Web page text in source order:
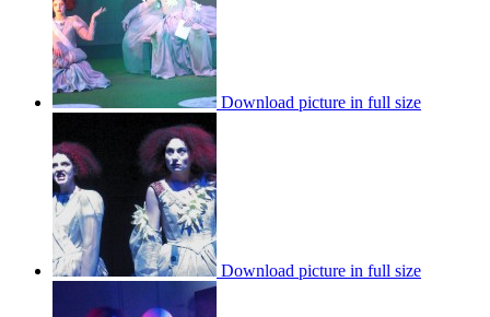
Download picture in full size
Download picture in full size